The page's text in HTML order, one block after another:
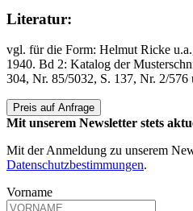
Literatur:
vgl. für die Form: Helmut Ricke
1940. Bd 2: Katalog der
304, Nr. 85/5032, S. 137, Nr. 2/576
Preis auf Anfrage
Mit unserem Newsletter stets
Mit der Anmeldung zu unserem
Datenschutzbestimmungen.
Vorname